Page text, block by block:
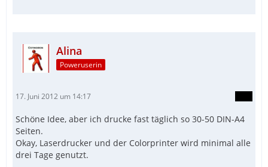
Alina
Poweruserin
17. Juni 2012 um 14:17
Schöne Idee, aber ich drucke fast täglich so 30-50 DIN-A4
Seiten.
Okay, Laserdrucker und der Colorprinter wird minimal alle
drei Tage genutzt.